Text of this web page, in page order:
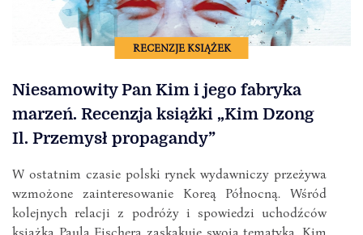
RECENZJE KSIĄŻEK
Niesamowity Pan Kim i jego fabryka
marzeń. Recenzja książki „Kim Dzong
Il. Przemysł propagandy”
W ostatnim czasie polski rynek wydawniczy przeżywa
wzmożone zainteresowanie Koreą Północną. Wśród
kolejnych relacji z podróży i spowiedzi uchodźców
książka Paula Fischera zaskakuje swoją tematyką. Kim